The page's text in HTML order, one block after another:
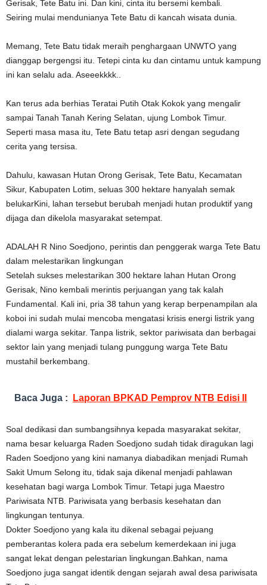
Gerisak, Tete Batu ini. Dan kini, cinta itu bersemi kembali.
Seiring mulai mendunianya Tete Batu di kancah wisata dunia.
Memang, Tete Batu tidak meraih penghargaan UNWTO yang
dianggap bergengsi itu. Tetepi cinta ku dan cintamu untuk kampung
ini kan selalu ada. Aseeekkkk..
Kan terus ada berhias Teratai Putih Otak Kokok yang mengalir
sampai Tanah Tanah Kering Selatan, ujung Lombok Timur.
Seperti masa masa itu, Tete Batu tetap asri dengan segudang
cerita yang tersisa.
Dahulu, kawasan Hutan Orong Gerisak, Tete Batu, Kecamatan
Sikur, Kabupaten Lotim, seluas 300 hektare hanyalah semak
belukarKini, lahan tersebut berubah menjadi hutan produktif yang
dijaga dan dikelola masyarakat setempat.
ADALAH R Nino Soedjono, perintis dan penggerak warga Tete Batu
dalam melestarikan lingkungan
Setelah sukses melestarikan 300 hektare lahan Hutan Orong
Gerisak, Nino kembali merintis perjuangan yang tak kalah
Fundamental. Kali ini, pria 38 tahun yang kerap berpenampilan ala
koboi ini sudah mulai mencoba mengatasi krisis energi listrik yang
dialami warga sekitar. Tanpa listrik, sektor pariwisata dan berbagai
sektor lain yang menjadi tulang punggung warga Tete Batu
mustahil berkembang.
Baca Juga : Laporan BPKAD Pemprov NTB Edisi II
Soal dedikasi dan sumbangsihnya kepada masyarakat sekitar,
nama besar keluarga Raden Soedjono sudah tidak diragukan lagi
Raden Soedjono yang kini namanya diabadikan menjadi Rumah
Sakit Umum Selong itu, tidak saja dikenal menjadi pahlawan
kesehatan bagi warga Lombok Timur. Tetapi juga Maestro
Pariwisata NTB. Pariwisata yang berbasis kesehatan dan
lingkungan tentunya.
Dokter Soedjono yang kala itu dikenal sebagai pejuang
pemberantas kolera pada era sebelum kemerdekaan ini juga
sangat lekat dengan pelestarian lingkungan.Bahkan, nama
Soedjono juga sangat identik dengan sejarah awal desa pariwisata